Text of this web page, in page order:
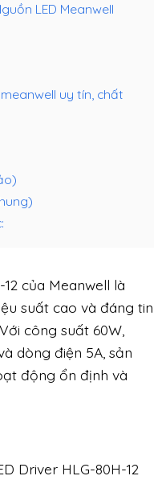
LED Meanwell
uy tín, chất
của Meanwell là
suất cao và đáng tin
công suất 60W,
dòng điện 5A, sản
động ổn định và
Driver HLG-80H-12